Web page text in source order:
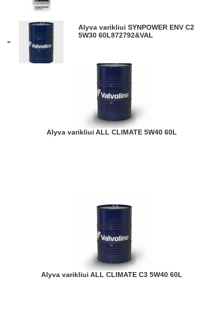
Alyva varikliui SYNPOWER ENV C2
5W30 60L872792&VAL
Nuotraukos ir vaizdo įrašai yra iliustratyvūs.
Panašios prekės
Alyva varikliui ALL CLIMATE 5W40 60L
Alyva varikliui ALL CLIMATE C3 5W40 60L